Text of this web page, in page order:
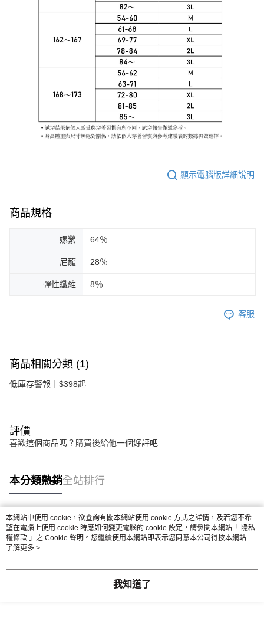
顯示電腦版詳細說明
商品規格
嫘縈 64％
尼龍 28％
彈性纖維 8％
客服
商品相關分類 (1)
低庫存警報｜$398起
評價
喜歡這個商品嗎？購買後給他一個好評吧
本分類熱銷全站排行
熱門標籤
本網站中使用 cookie，欲查詢有關本網站使用 cookie 方式之詳情，及若您不希
望在電腦上使用 cookie 時應如何變更電腦的 cookie 設定，請參閱本網站「 隱私
權條款 」之 Cookie 聲明。您繼續使用本網站即表示您同意本公司得按本網站使
用條款之 Cookie 聲明使用 cookie。
了解更多 >
我知道了